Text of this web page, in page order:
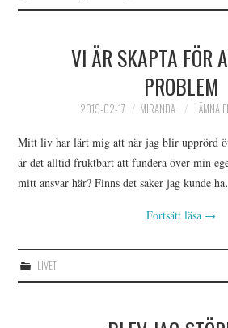
VI ÄR SKAPTA FÖR
PROBLEM
2019-02-17 MIRANDA LÄMNA
Mitt liv har lärt mig att när jag blir upprörd
är det alltid fruktbart att fundera över min
mitt ansvar här? Finns det saker jag kunde
Fortsätt läsa →
LIVET